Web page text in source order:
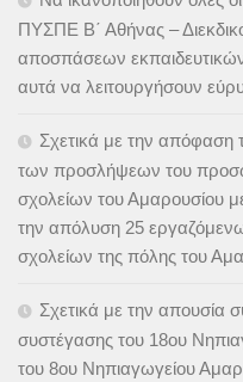
ΠΥΣΠΕ Β΄ Αθήνας –
αποσπάσεων
αυτά να λειτουργήσουν
Σχετικά με την απόφαση
των προσλήψεων του
σχολείων του Αμαρουσίου
την απόλυση 25
σχολείων της πόλης του
Σχετικά με την απουσία
συστέγασης του 18ου
του 8ου Νηπιαγωγείου